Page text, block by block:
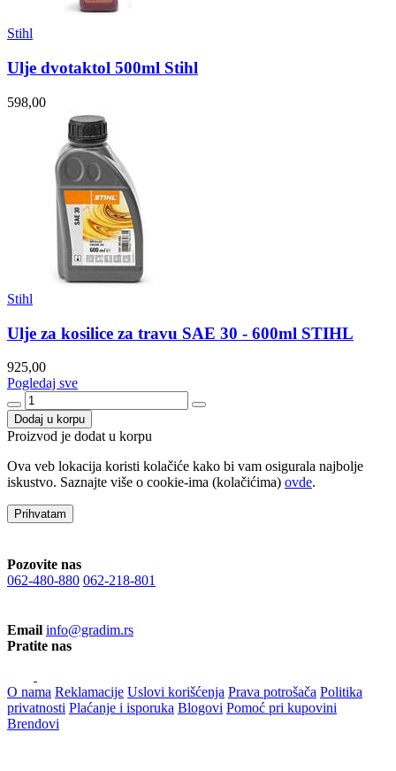
Stihl
Ulje dvotaktol 500ml Stihl
598,00
Stihl
Ulje za kosilice za travu SAE 30 - 600ml STIHL
925,00
Pogledaj sve
Dodaj u korpu
Proizvod je dodat u korpu
Ova veb lokacija koristi kolačiće kako bi vam osigurala najbolje
iskustvo. Saznajte više o cookie-ima (kolačićima) ovde.
Prihvatam
Pozovite nas
062-480-880 062-218-801
Email info@gradim.rs
Pratite nas
O nama Reklamacije Uslovi korišćenja Prava potrošača Politika
privatnosti Plaćanje i isporuka Blogovi Pomoć pri kupovini
Brendovi